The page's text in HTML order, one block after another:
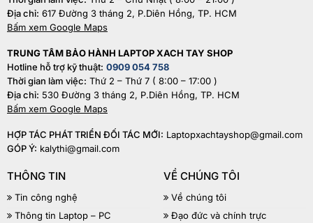
Địa chỉ: 617 Đường 3 tháng 2, P.Diên Hồng, TP. HCM
Bấm xem Google Maps
TRUNG TÂM BẢO HÀNH LAPTOP XACH TAY SHOP
Hotline hỗ trợ kỹ thuật: 0909 054 758
Thời gian làm việc: Thứ 2 – Thứ 7 ( 8:00 – 17:00 )
Địa chỉ: 530 Đường 3 tháng 2, P.Diên Hồng, TP. HCM
Bấm xem Google Maps
HỢP TÁC PHÁT TRIỂN ĐỐI TÁC MỚI: Laptopxachtayshop@gmail.com
GÓP Ý: kalythi@gmail.com
THÔNG TIN
Tin công nghệ
Thông tin Laptop – PC
VỀ CHÚNG TÔI
Về chúng tôi
Đạo đức và chính trực